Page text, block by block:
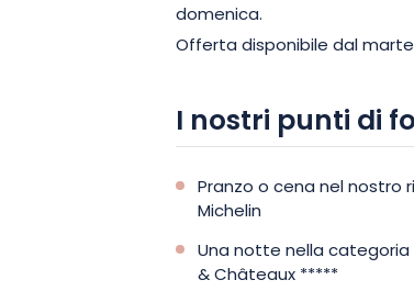
domenica.
Offerta disponibile dal
I nostri punti di
Pranzo o cena nel nostro
Michelin
Una notte nella categoria
& Châteaux *****